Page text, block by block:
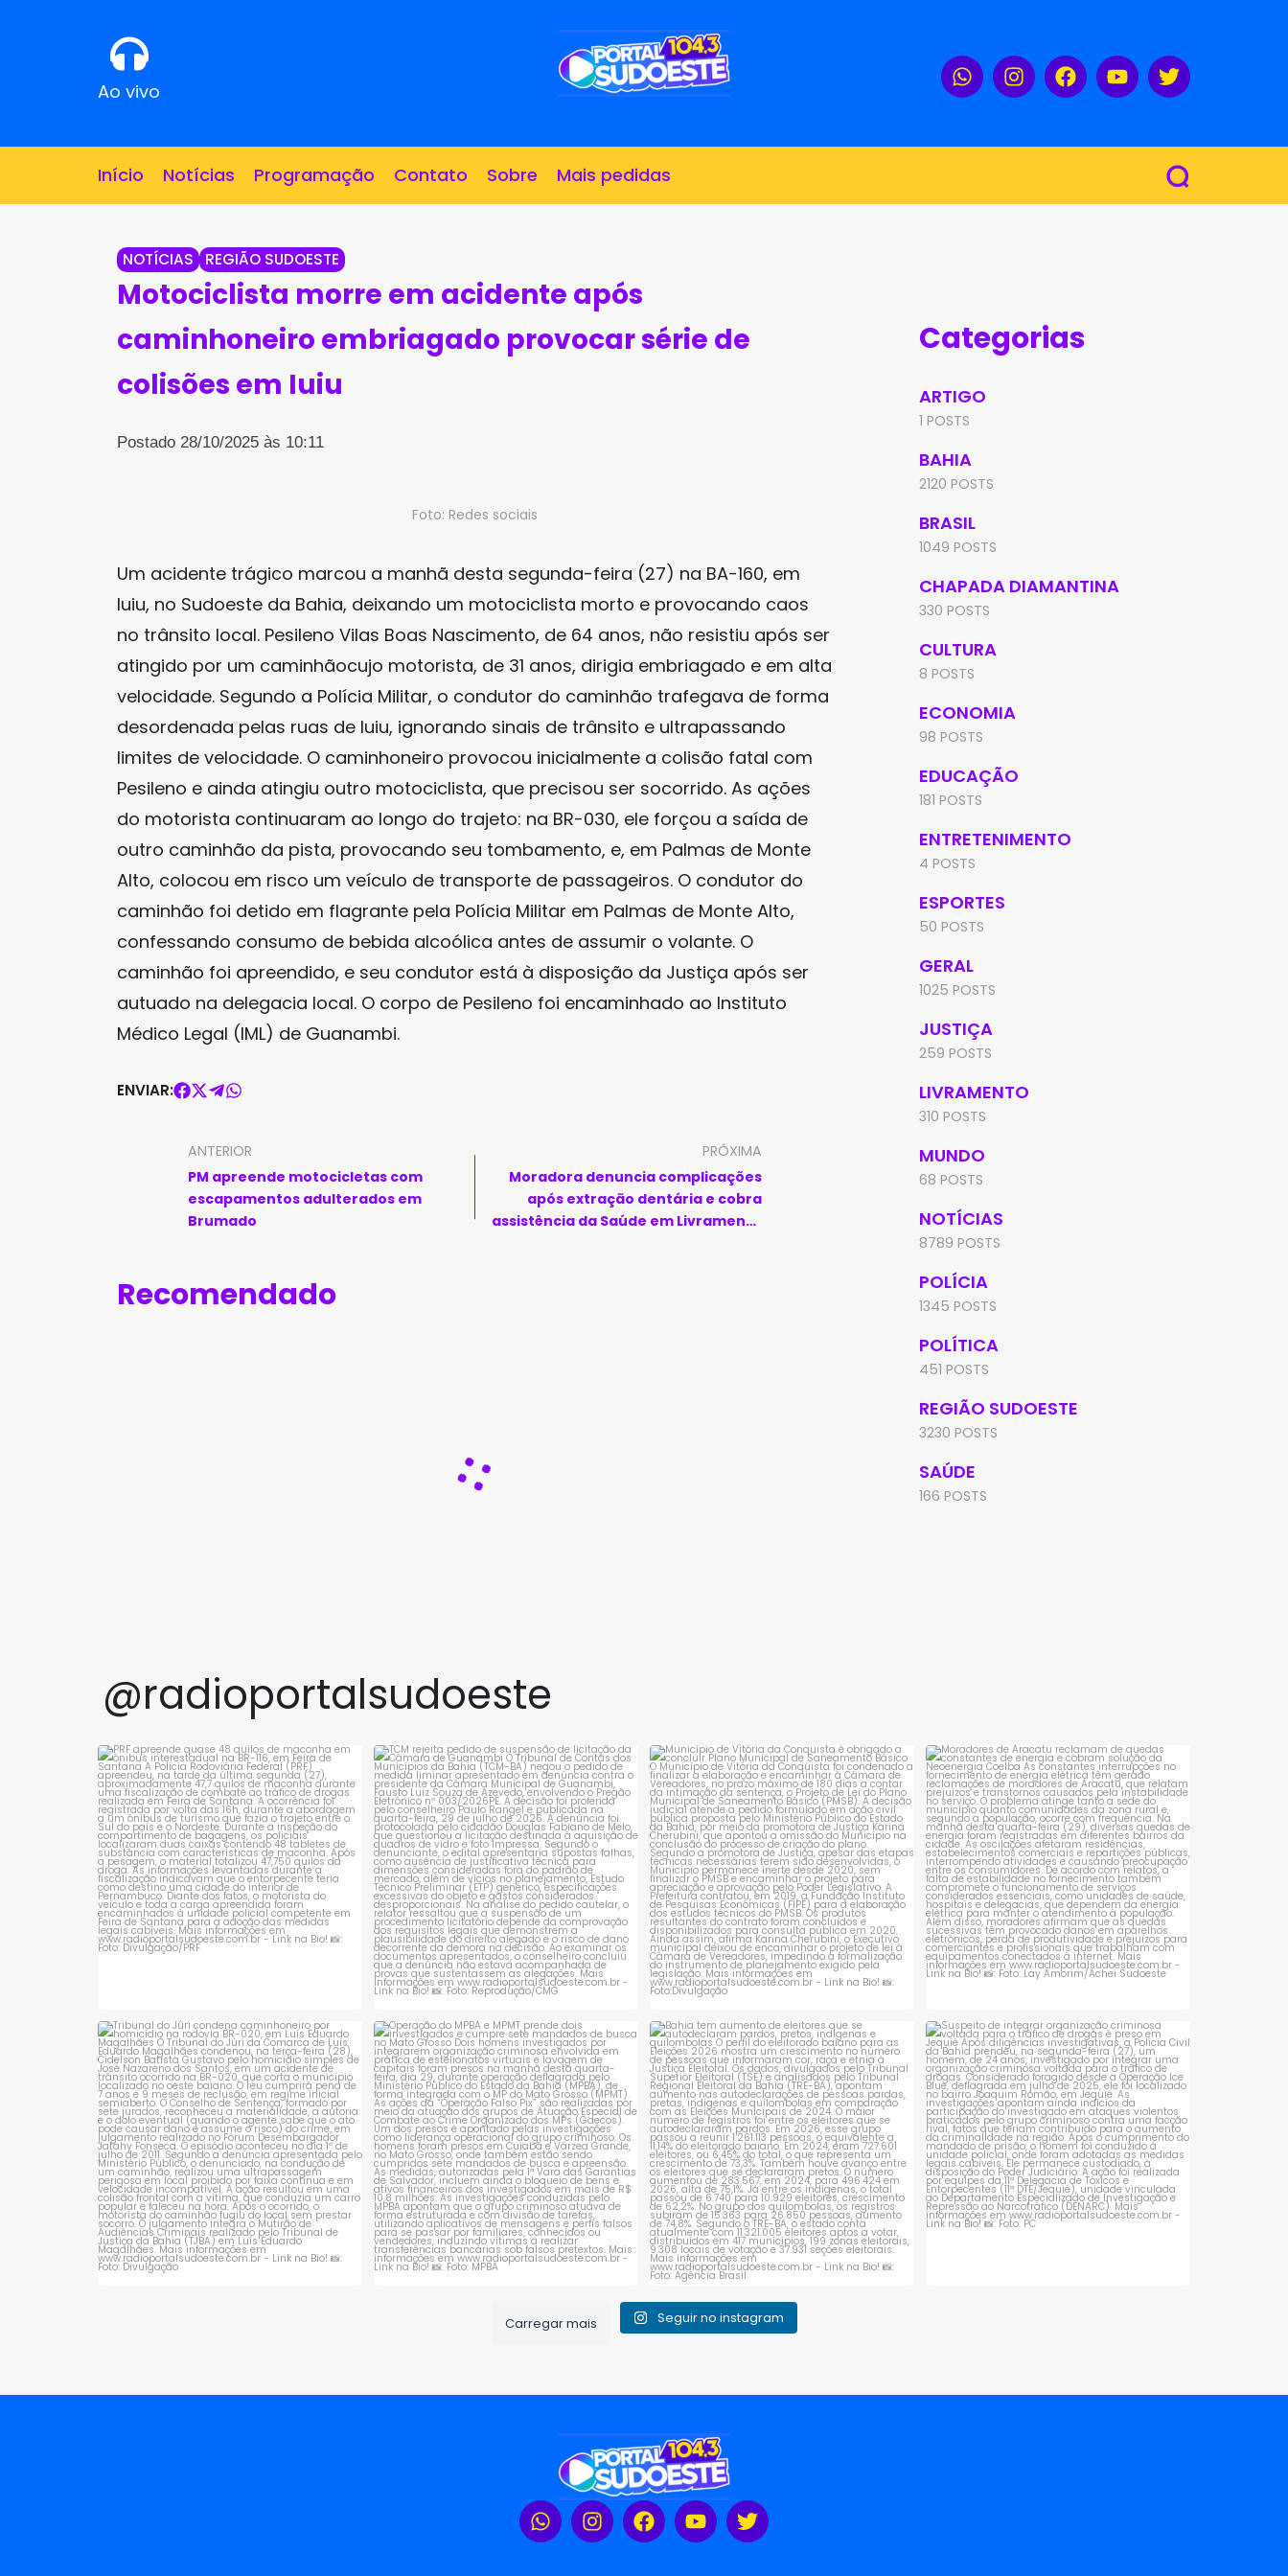
Ao vivo
Início Notícias Programação Contato Sobre Mais pedidas
NOTÍCIAS REGIÃO SUDOESTE
Motociclista morre em acidente após
caminhoneiro embriagado provocar série de
colisões em Iuiu
Postado 28/10/2025 às 10:11
Foto: Redes sociais
Um acidente trágico marcou a manhã desta segunda-feira (27) na BA-160, em
Iuiu, no Sudoeste da Bahia, deixando um motociclista morto e provocando caos
no trânsito local. Pesileno Vilas Boas Nascimento, de 64 anos, não resistiu após ser
atingido por um caminhãocujo motorista, de 31 anos, dirigia embriagado e em alta
velocidade. Segundo a Polícia Militar, o condutor do caminhão trafegava de forma
desordenada pelas ruas de Iuiu, ignorando sinais de trânsito e ultrapassando
limites de velocidade. O caminhoneiro provocou inicialmente a colisão fatal com
Pesileno e ainda atingiu outro motociclista, que precisou ser socorrido. As ações
do motorista continuaram ao longo do trajeto: na BR-030, ele forçou a saída de
outro caminhão da pista, provocando seu tombamento, e, em Palmas de Monte
Alto, colocou em risco um veículo de transporte de passageiros. O condutor do
caminhão foi detido em flagrante pela Polícia Militar em Palmas de Monte Alto,
confessando consumo de bebida alcoólica antes de assumir o volante. O
caminhão foi apreendido, e seu condutor está à disposição da Justiça após ser
autuado na delegacia local. O corpo de Pesileno foi encaminhado ao Instituto
Médico Legal (IML) de Guanambi.
ENVIAR:
ANTERIOR
PM apreende motocicletas com
escapamentos adulterados em
Brumado
PRÓXIMA
Moradora denuncia complicações
após extração dentária e cobra
assistência da Saúde em Livramento
Recomendado
Categorias
ARTIGO
1 POSTS
BAHIA
2120 POSTS
BRASIL
1049 POSTS
CHAPADA DIAMANTINA
330 POSTS
CULTURA
8 POSTS
ECONOMIA
98 POSTS
EDUCAÇÃO
181 POSTS
ENTRETENIMENTO
4 POSTS
ESPORTES
50 POSTS
GERAL
1025 POSTS
JUSTIÇA
259 POSTS
LIVRAMENTO
310 POSTS
MUNDO
68 POSTS
NOTÍCIAS
8789 POSTS
POLÍCIA
1345 POSTS
POLÍTICA
451 POSTS
REGIÃO SUDOESTE
3230 POSTS
SAÚDE
166 POSTS
@radioportalsudoeste
PRF apreende quase 48 quilos de maconha
em ônibus...
1 0
TCM rejeita pedido de suspensão de
licitação da...
1 0
Município de Vitória da Conquista é
obrigado a...
1 0
Moradores de Aracatu reclamam de
quedas constantes...
1 0
Tribunal do Júri condena caminhoneiro
por...
1 0
Operação do MPBA e MPMT prende dois
investigados e...
1 0
Bahia tem aumento de eleitores que se
autodeclaram...
1 0
Suspeito de integrar organização criminosa
voltada...
1 0
Carregar mais Seguir no instagram